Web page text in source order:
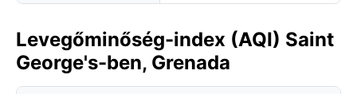
Levegőminőség-index (AQI) Saint
George's-ben, Grenada